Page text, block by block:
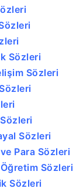
Sözleri
Sözleri
Sözleri
Para Sözleri
Sözleri
Sözleri